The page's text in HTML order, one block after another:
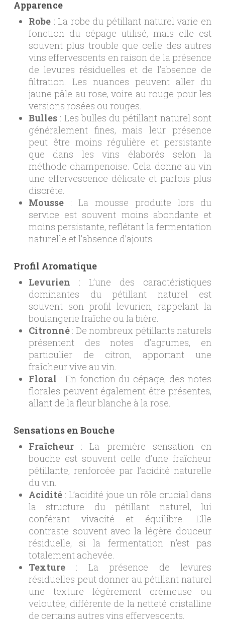
Apparence
Robe: La robe du pétillant naturel varie en
fonction du cépage utilisé, mais elle est
souvent plus trouble que celle des autres
vins effervescents en raison de la présence
de levures résiduelles et de l’absence de
filtration. Les nuances peuvent aller du
jaune pâle au rose, voire au rouge pour les
versions rosées ou rouges.
Bulles: Les bulles du pétillant naturel sont
généralement fines, mais leur présence
peut être moins régulière et persistante
que dans les vins élaborés selon la
méthode champenoise. Cela donne au vin
une effervescence délicate et parfois plus
discrète.
Mousse: La mousse produite lors du
service est souvent moins abondante et
moins persistante, reflétant la fermentation
naturelle et l’absence d’ajouts.
Profil Aromatique
Levurien : L’une des caractéristiques
dominantes du pétillant naturel est
souvent son profil levurien, rappelant la
boulangerie fraîche ou la bière.
Citronné: De nombreux pétillants naturels
présentent des notes d’agrumes, en
particulier de citron, apportant une
fraîcheur vive au vin.
Floral : En fonction du cépage, des notes
florales peuvent également être présentes,
allant de la fleur blanche à la rose.
Sensations en Bouche
Fraîcheur: La première sensation en
bouche est souvent celle d’une fraîcheur
pétillante, renforcée par l’acidité naturelle
du vin.
Acidité: L’acidité joue un rôle crucial dans
la structure du pétillant naturel, lui
conférant vivacité et équilibre. Elle
contraste souvent avec la légère douceur
résiduelle, si la fermentation n’est pas
totalement achevée.
Texture: La présence de levures
résiduelles peut donner au pétillant naturel
une texture légèrement crémeuse ou
veloutée, différente de la netteté cristalline
de certains autres vins effervescents.